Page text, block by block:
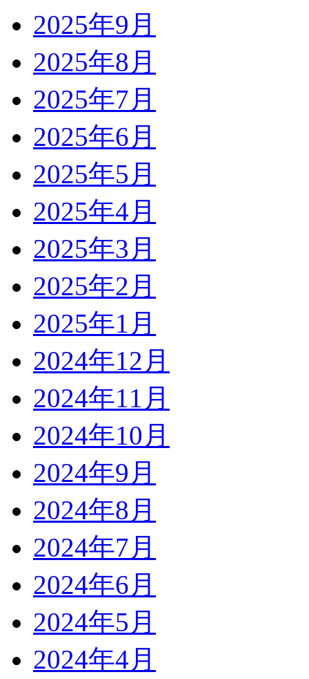
2025年9月
2025年8月
2025年7月
2025年6月
2025年5月
2025年4月
2025年3月
2025年2月
2025年1月
2024年12月
2024年11月
2024年10月
2024年9月
2024年8月
2024年7月
2024年6月
2024年5月
2024年4月